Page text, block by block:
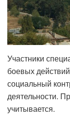
Участники
боевых
социальный
деятельности.
учитывается.